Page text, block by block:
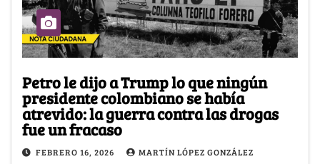
Petro le dijo a Trump lo que ningún
presidente colombiano se había
atrevido: la guerra contra las drogas
fue un fracaso
FEBRERO 16, 2026 MARTÍN LÓPEZ GONZÁLEZ